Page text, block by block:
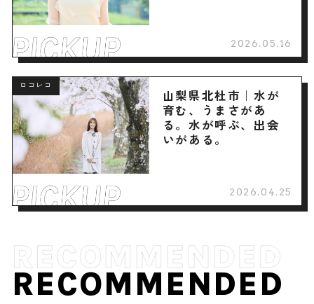
2026.05.16
ロコレコ
山梨県北杜市｜水が
育む、うまさがあ
る。水が呼ぶ、出会
いがある。
2026.04.25
RECOMMENDED